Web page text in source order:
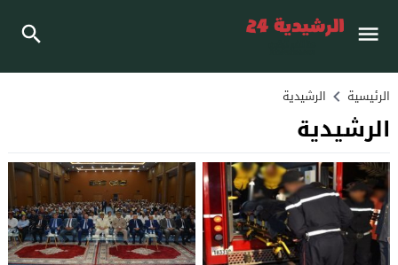
الرئيسية الرشيدية
الرشيدية